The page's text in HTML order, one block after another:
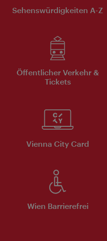
Sehenswürdigkeiten A-Z
Öffentlicher Verkehr &
Tickets
Vienna City Card
Wien Barrierefrei